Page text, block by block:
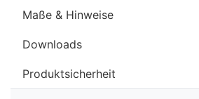
Maße & Hinweise
Downloads
Produktsicherheit